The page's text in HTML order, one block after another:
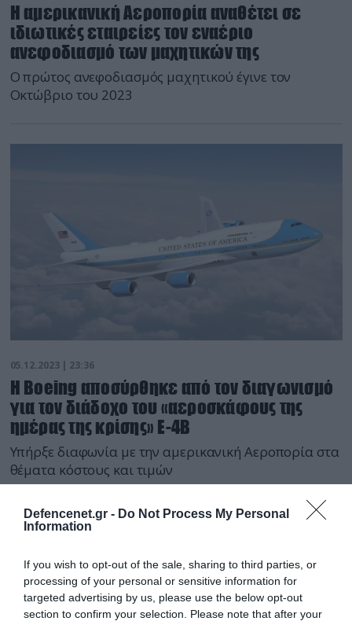
Defencenet.gr - Do Not Process My Personal
Information
If you wish to opt-out of the sale, sharing to third parties, or
processing of your personal or sensitive information for
targeted advertising by us, please use the below opt-out
section to confirm your selection. Please note that after your
Η αμερικανική Αεροπορία αναθέτει σε
ιδιωτικές εταιρείες τον εναέριο
ανεφοδιασμό των μαχητικών της
Ο πρώτος ανεφοδιασμός μαχητικού έγινε τον
Οκτώβριο του 2023
05.12.2023 | 23:36
Η Boeing αποσύρθηκε από τον διαγωνισμό
για τον διάδοχο του «αεροσκάφους της
ημέρας της κρίσης» E-4B
Υπήρξε διαφωνία με την αμερικανική Αεροπορία στα
θέματα κόστους και τιμών